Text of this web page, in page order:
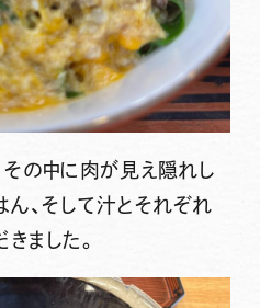
の中に肉が見え隠れし
ん、そして汁とそれぞれ
ました。